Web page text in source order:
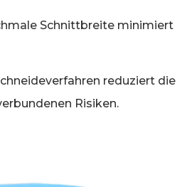
Schnittbreite minimiert
reduziert die
Risiken.